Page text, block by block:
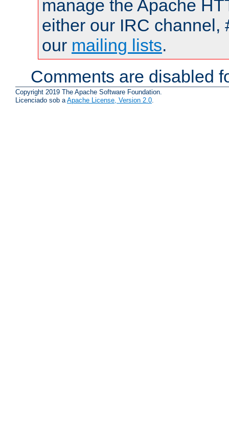
manage the Apache
either our IRC channel,
our mailing lists.
Comments are disabled
Copyright 2019 The Apache Software Foundation.
Licenciado sob aApache License, Version 2.0.